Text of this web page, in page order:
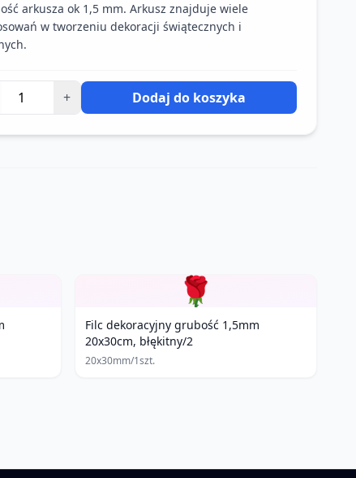
arkusza ok 1,5 mm. Arkusz znajduje wiele
w tworzeniu dekoracji świątecznych i
+ Dodaj do koszyka
🌹
Filc dekoracyjny grubość 1,5mm
20x30cm, błękitny/2
20x30mm/1szt.